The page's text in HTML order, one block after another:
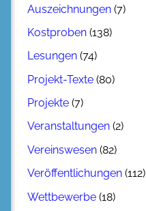
Auszeichnungen (7)
Kostproben (138)
Lesungen (74)
Projekt-Texte (80)
Projekte (7)
Veranstaltungen (2)
Vereinswesen (82)
Veröffentlichungen (112)
Wettbewerbe (18)